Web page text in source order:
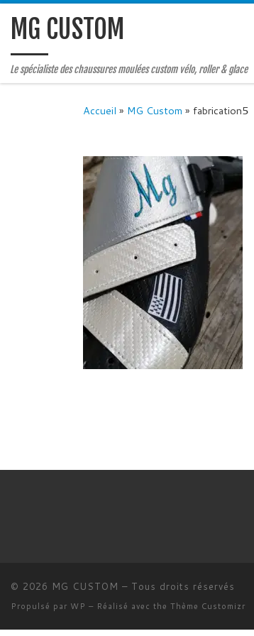
MG CUSTOM
Le spécialiste des chaussures moulées custom vélo, roller & glace
Accueil » MG Custom » fabrication5
© 2026 MG CUSTOM – Tous droits réservés
Propulsé par WP – Réalisé avec the Thème Customizr